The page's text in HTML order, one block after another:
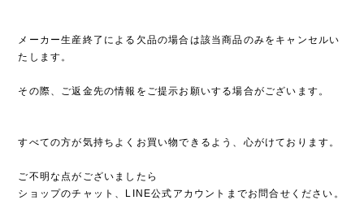
メーカー生産終了による欠品の場合は該当商品のみをキャンセルい
たします。
その際、ご返金先の情報をご提示お願いする場合がございます。
すべての方が気持ちよくお買い物できるよう、心がけております。
ご不明な点がございましたら
ショップのチャット、LINE公式アカウントまでお問合せください。